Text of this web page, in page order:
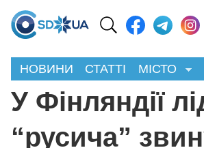
НОВИНИ СТАТТІ МІСТО
У Фінляндії
“русича”